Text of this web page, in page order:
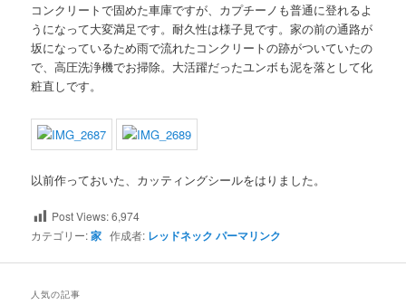
ン
ツ
へ
移
動
ン
コンクリートで固めた車庫ですが、カプチーノも普通に登れるよ
うになって大変満足です。耐久性は様子見です。家の前の通路が
坂になっているため雨で流れたコンクリートの跡がついていたの
で、高圧洗浄機でお掃除。大活躍だったユンボも泥を落として化
粧直しです。
以前作っておいた、カッティングシールをはりました。
Post Views:6,974
カテゴリー:家 作成者: レッドネック パーマリンク
人気の記事